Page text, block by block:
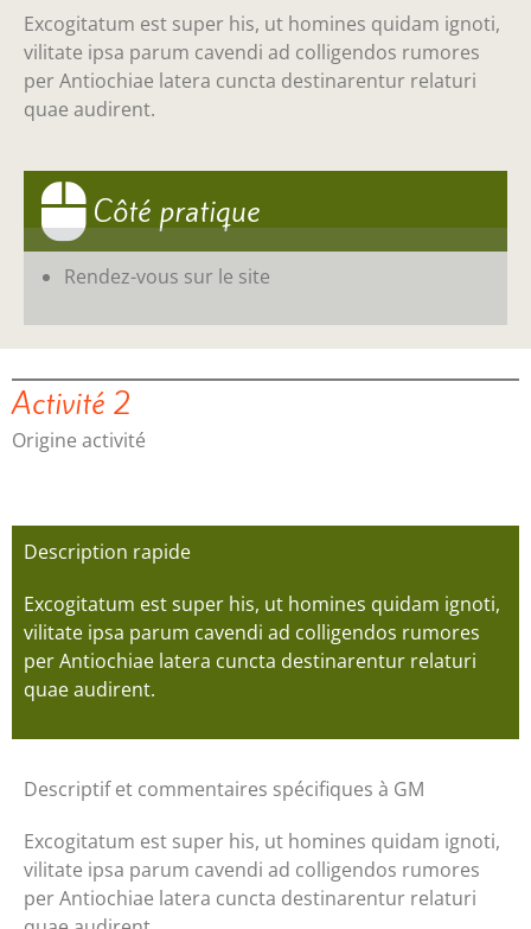
Excogitatum est super his, ut homines quidam ignoti,
vilitate ipsa parum cavendi ad colligendos rumores
per Antiochiae latera cuncta destinarentur relaturi
quae audirent.
Côté pratique
Rendez-vous sur le site
Activité 2
Origine activité
Description rapide
Excogitatum est super his, ut homines quidam ignoti,
vilitate ipsa parum cavendi ad colligendos rumores
per Antiochiae latera cuncta destinarentur relaturi
quae audirent.
Descriptif et commentaires spécifiques à GM
Excogitatum est super his, ut homines quidam ignoti,
vilitate ipsa parum cavendi ad colligendos rumores
per Antiochiae latera cuncta destinarentur relaturi